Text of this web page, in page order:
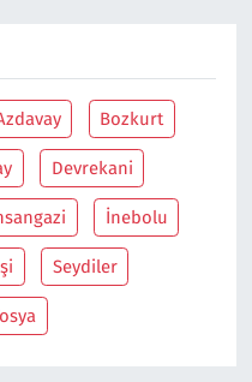
Bozkurt
Devrekani
İnebolu
Seydiler